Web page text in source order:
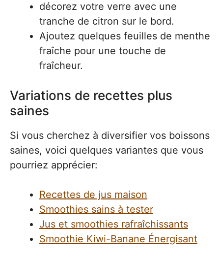
décorez votre verre avec une
tranche de citron sur le bord.
Ajoutez quelques feuilles de menthe
fraîche pour une touche de
fraîcheur.
Variations de recettes plus
saines
Si vous cherchez à diversifier vos boissons
saines, voici quelques variantes que vous
pourriez apprécier:
Recettes de jus maison
Smoothies sains à tester
Jus et smoothies rafraîchissants
Smoothie Kiwi-Banane Énergisant